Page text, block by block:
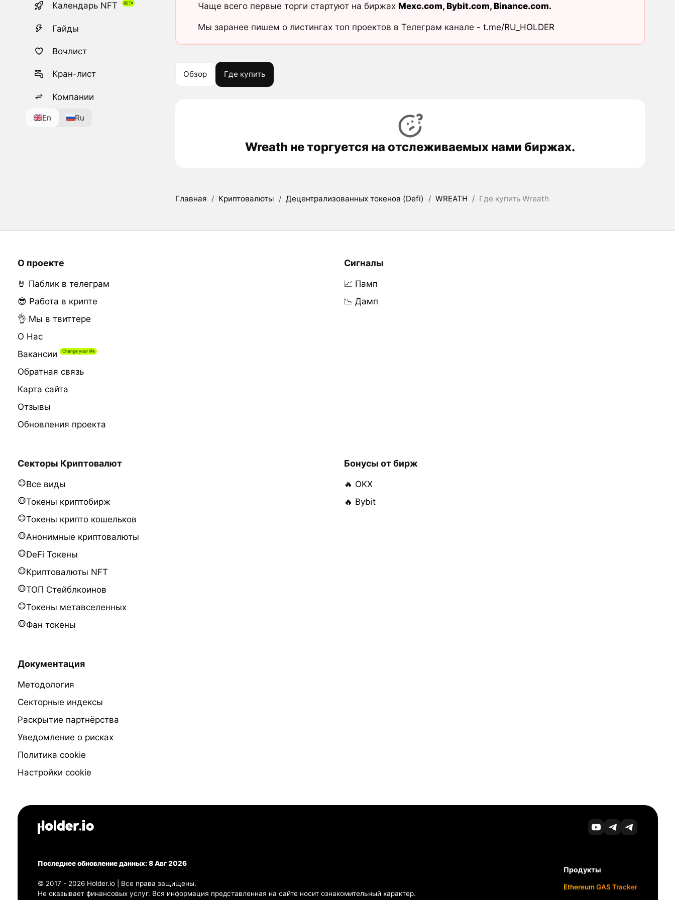
Календарь NFT
Гайды
Вочлист
Кран-лист
Компании
En Ru
Чаще всего первые торги стартуют на биржах Mexc.com, Bybit.com, Binance.com.
Мы заранее пишем о листингах топ проектов в Телеграм канале - t.me/RU_HOLDER
Обзор Где купить
Wreath не торгуется на отслеживаемых нами биржах.
Главная / Криптовалюты / Децентрализованных токенов (Defi) / WREATH / Где купить Wreath
О проекте
🤘 Паблик в телеграм
😎 Работа в крипте
👌 Мы в твиттере
О Нас
Вакансии
Обратная связь
Карта сайта
Отзывы
Обновления проекта
Сигналы
📈 Памп
📉 Дамп
Секторы Криптовалют
Все виды
Токены криптобирж
Токены крипто кошельков
Анонимные криптовалюты
DeFi Токены
Криптовалюты NFT
ТОП Стейблкоинов
Токены метавселенных
Фан токены
Бонусы от бирж
🔥 OKX
🔥 Bybit
Документация
Методология
Секторные индексы
Раскрытие партнёрства
Уведомление о рисках
Политика cookie
Настройки cookie
Последнее обновление данных: 8 Авг 2026
© 2017 - 2026 Holder.io | Все права защищены.
Не оказывает финансовых услуг. Вся информация представленная на сайте носит ознакомительный характер.
Продукты
Ethereum GAS Tracker